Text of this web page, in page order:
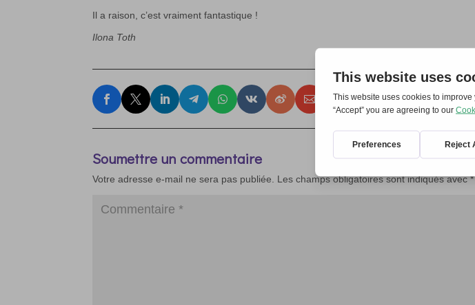
Il a raison, c’est vraiment fantastique !
Ilona Toth
Soumettre un commentaire
Votre adresse e-mail ne sera pas publiée. Les champs obligatoires sont indiqués avec*